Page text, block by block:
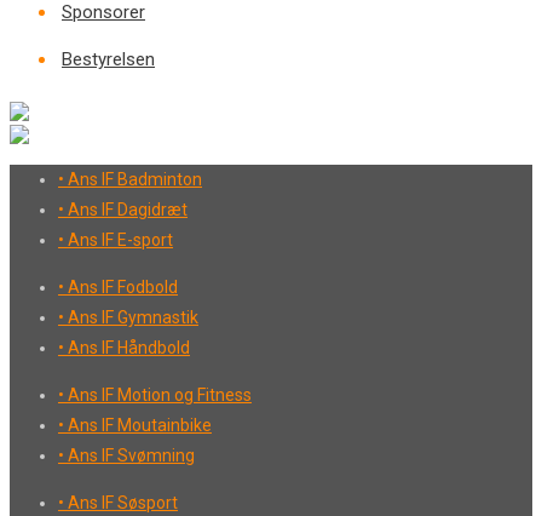
Sponsorer
Bestyrelsen
• Ans IF Badminton
• Ans IF Dagidræt
• Ans IF E-sport
• Ans IF Fodbold
• Ans IF Gymnastik
• Ans IF Håndbold
• Ans IF Motion og Fitness
• Ans IF Moutainbike
• Ans IF Svømning
• Ans IF Søsport